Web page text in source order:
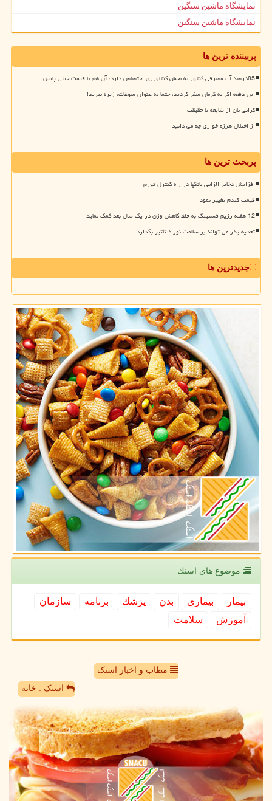
نمایشگاه ماشین سنگین
نمایشگاه ماشین سنگین
پربیننده ترین ها
85درصد آب مصرفی کشور به بخش کشاورزی اختصاص دارد، آن هم با قیمت خیلی پایین
این دفعه اگر به کرمان سفر کردید، حتما به عنوان سوغات، زیره ببرید!
گرانی نان از شایعه تا حقیقت
از اختلال هرزه خواری چه می دانید
پربحث ترین ها
افزایش ذخایر الزامی بانکها در راه کنترل تورم
قیمت گندم تغییر نمود
12 هفته رژیم فستینگ به حفظ کاهش وزن در یک سال بعد کمک نماید
تغذیه پدر می تواند بر سلامت نوزاد تأثیر بگذارد
جدیدترین ها
موضوع های اسنك
بیمار بیماری بدن پزشك برنامه
سازمان
آموزش
سلامت
مطاب و اخبار اسنک
اسنک : خانه